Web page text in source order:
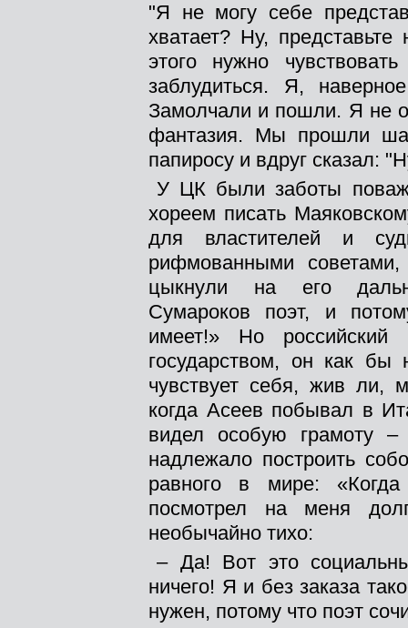
"Я не могу себе
хватает? Ну,
этого нужно
заблудиться. Я,
Замолчали и пошли. Я не
фантазия. Мы прошли
папиросу и вдруг сказал:
У ЦК были заботы
хореем писать
для властителей и
рифмованными
цыкнули на его
Сумароков поэт, и
имеет!» Но российский
государством, он как бы
чувствует себя, жив ли,
когда Асеев побывал в
видел особую грамоту –
надлежало построить
равного в мире:
посмотрел на меня
необычайно тихо:
– Да! Вот это
ничего! Я и без заказа
нужен, потому что поэт